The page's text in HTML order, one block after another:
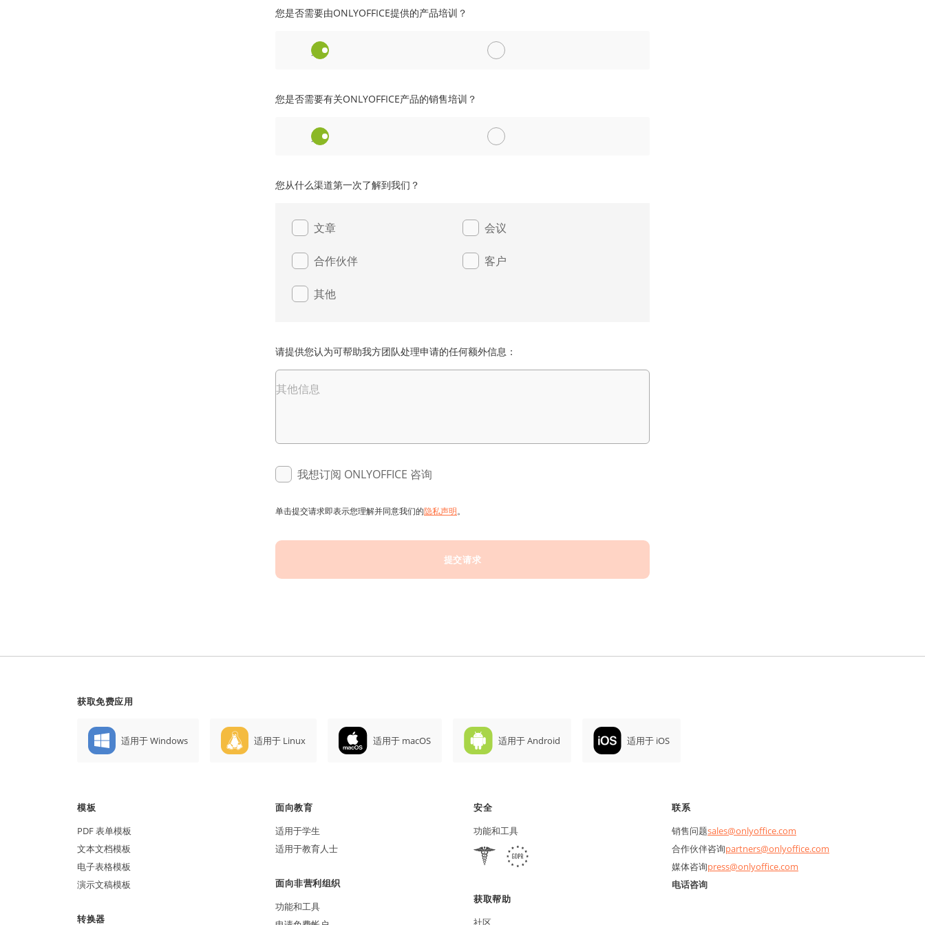
您是否需要由ONLYOFFICE提供的产品培训？
是 否
您是否需要有关ONLYOFFICE产品的销售培训？
是 否
您从什么渠道第一次了解到我们？
文章 会议
合作伙伴 客户
其他
请提供您认为可帮助我方团队处理申请的任何额外信息：
其他信息
我想订阅 ONLYOFFICE 咨询
单击提交请求即表示您理解并同意我们的隐私声明。
提交请求
获取免费应用
适用于 Windows 适用于 Linux 适用于 macOS 适用于 Android 适用于 iOS
模板
PDF 表单模板
文本文档模板
电子表格模板
演示文稿模板
转换器
面向教育
适用于学生
适用于教育人士
面向非营利组织
功能和工具
安全
功能和工具
获取帮助
社区
联系
销售问题sales@onlyoffice.com
合作伙伴咨询partners@onlyoffice.com
媒体咨询press@onlyoffice.com
电话咨询